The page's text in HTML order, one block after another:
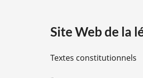
i
l
Site Web de la
Textes constitutionnels